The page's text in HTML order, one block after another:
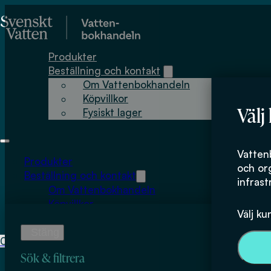
och
Välj
Produkter
Beställning och kontakt
Om Vattenbokhandeln
Köpvillkor
Fysiskt lager
Produkter
Beställning och kontakt
Om Vattenbokhandeln
Köpvillkor
0
kr
Inga produkter i varukorgen.
Patrik Larsson
Sök & filtrera